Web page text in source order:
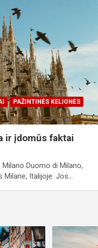
PAŽINTINĖS KELIONĖS
ir įdomūs faktai
Duomo di Milano,
Milane, Italijoje. Jos…